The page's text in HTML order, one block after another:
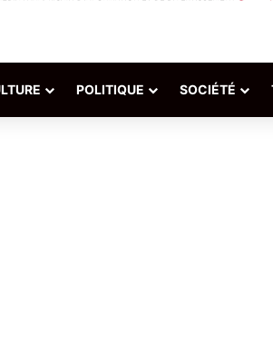
POLITIQUE SOCIÉTÉ